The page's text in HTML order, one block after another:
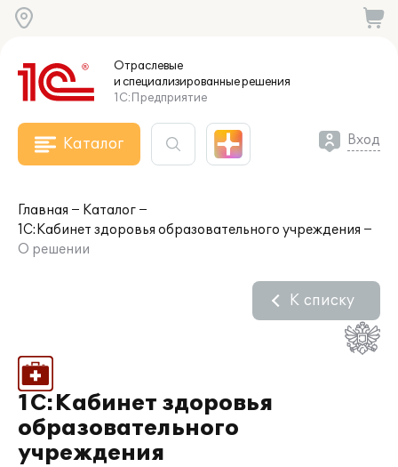
Отраслевые
и специализированныерешения
1С:Предприятие
Каталог Вход
Главная
Каталог
1С:Кабинет здоровья образовательного учреждения
О решении
1С:Кабинет здоровья
образовательного
учреждения
К списку